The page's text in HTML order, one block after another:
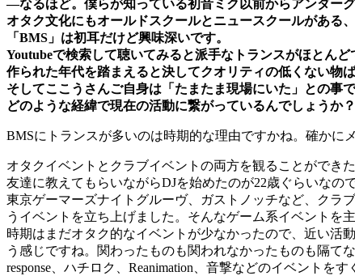
—なるほど。僕らが知っている初音ミク以前からアンダー
オタク文化にもオールドスクールとニュースクールがある
「BMS」は初耳だけど興味深いです。
Youtubeで検索して聴いてみると派手なトランスがほとんど
作られた年代を踏まえると決してクオリティの低くない物ば
そしてここうさんご自身は「たまたま現場にいた」との事で
どのような経緯で現在の活動に繋がっているんでしょうか？
BMSにトランスが多いのは時期的な理由ですかね。確かに
オタクイベントとクラブイベントの両方を観ることができ
友達に教えてもらいながらDJを始めたのが22歳ぐらいな
東京ゲーマーズナイトグルーヴ、ガストノッチなど、クラ
うイベントを立ち上げました。そんなゲーム系イベントを
時期はまだオタク的なイベントが少なかったので、近い活
う感じですね。関わったものも関われなかったものも隔て
response、ハチロク、Reanimation、音撃などのイベントを